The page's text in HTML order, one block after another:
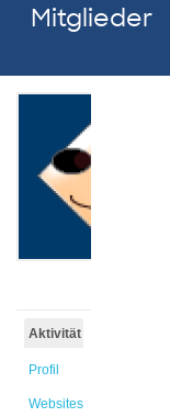
Mitglieder
Aktivität
Profil
Websites